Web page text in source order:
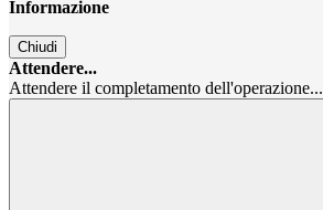
Informazione
Chiudi
Attendere...
Attendere il completamento dell'operazione...